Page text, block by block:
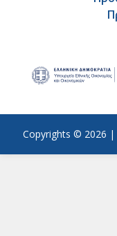
Copyrights © 2026 |